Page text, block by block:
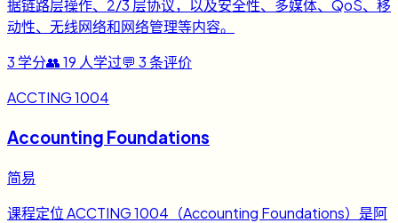
据链路层操作、2/3 层协议，以及安全性、多媒体、QoS、移
动性、无线网络和网络管理等内容。
3 学分👥19 人学过💬 3条评价
ACCTING 1004
Accounting Foundations
简易
课程定位 ACCTING 1004（Accounting Foundations）是阿